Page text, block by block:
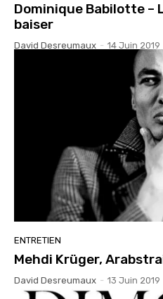
Dominique Babilotte –
baiser
David Desreumaux - 14 Juin 2019
ENTRETIEN
Mehdi Krüger,
David Desreumaux - 13 Juin 2019